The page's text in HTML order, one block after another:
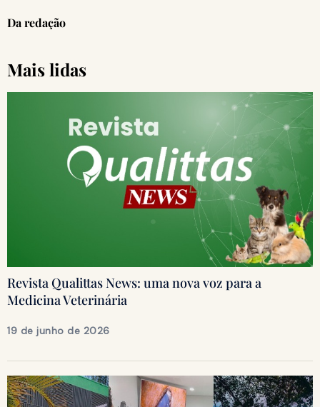
Da redação
Mais lidas
Revista Qualittas News: uma nova voz para a
Medicina Veterinária
19 de junho de 2026